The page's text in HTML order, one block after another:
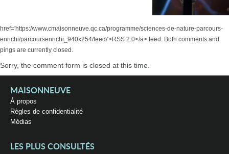
href='https://www.cmaisonneuve.qc.ca/programme/sciences-de-nature-parcours-
enrichi/parcoursenrichi_940x254/feed/'>RSS 2.0</a> feed. Both comments and
pings are currently closed.
Sorry, the comment form is closed at this time.
MAISONNEUVE
À propos
Règles de confidentialité
Médias
LES PLUS CONSULTÉS